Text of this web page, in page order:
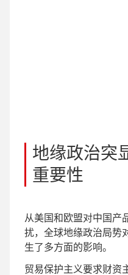
地缘政治突
重要性
从美国和欧盟对中国产
扰，全球地缘政治局势
生了多方面的影响。
贸易保护主义要求财资